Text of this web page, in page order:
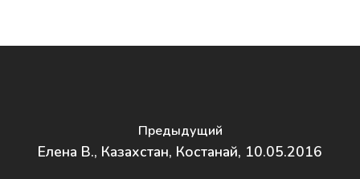
Предыдущий
Елена В., Казахстан, Костанай, 10.05.2016